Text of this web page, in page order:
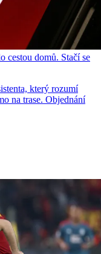
cestou domů. Stačí se
který rozumí
na trase. Objednání